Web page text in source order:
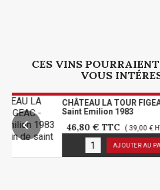
CES VINS
VOUS
CHÂTEAU LA TOUR FIGEAC -
Saint Emilion 1983
46,80 € TTC ( 39,00 € HT )
AJOUTER AU PANIER